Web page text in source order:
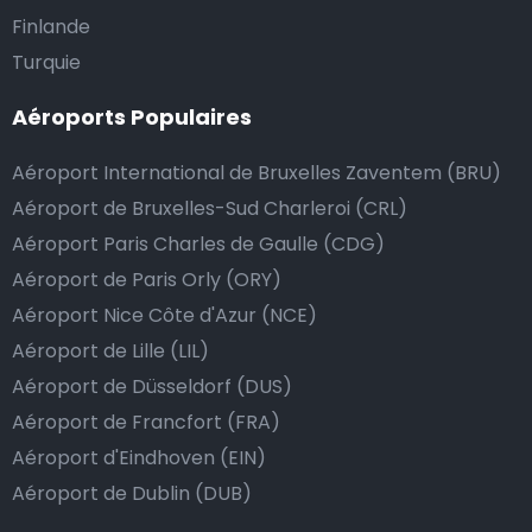
Nous mettons tout en œuvre pour que votre trajet se
rapide possible. Si notre service répond ou même
dépasse vos attentes, vous avez bien sûr la possibilité
de donner un pourboire.
La manière la plus simple pour ce faire est d’arrondir
le prix de la course au montant supérieur, ou de dire
au chauffeur de ne pas rendre la monnaie après lui
avoir donné un billet plus élevé que le prix de la
course.
Combien coûte une navette d’aéroport à
Lamadelaine?
Finlande
Turquie
Aéroports Populaires
Aéroport International de Bruxelles Zaventem (BRU)
Aéroport de Bruxelles-Sud Charleroi (CRL)
Aéroport Paris Charles de Gaulle (CDG)
Aéroport de Paris Orly (ORY)
Aéroport Nice Côte d'Azur (NCE)
Aéroport de Lille (LIL)
Aéroport de Düsseldorf (DUS)
Aéroport de Francfort (FRA)
Aéroport d'Eindhoven (EIN)
Aéroport de Dublin (DUB)